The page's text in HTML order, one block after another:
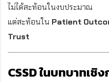
ไม่ได้สะท้อนในงบประมาณ
แต่สะท้อนใน Patient
Trust
CSSD ในบทบาทเชิ